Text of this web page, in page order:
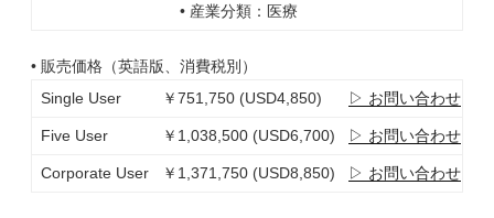
• 産業分類：医療
• 販売価格（英語版、消費税別）
Single User
￥751,750 (USD4,850) ▷ お問い合わせ
Five User ￥1,038,500 (USD6,700) ▷ お問い合わせ
Corporate User ￥1,371,750 (USD8,850) ▷ お問い合わせ